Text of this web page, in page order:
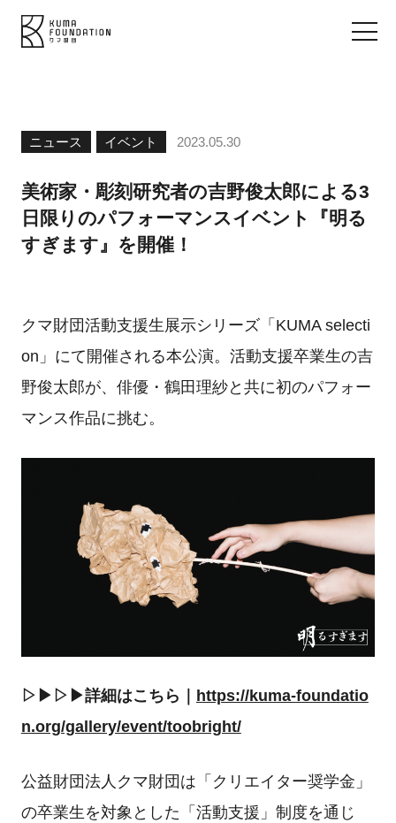
ニュース イベント 2023.05.30
美術家・彫刻研究者の吉野俊太郎による3
日限りのパフォーマンスイベント『明る
すぎます』を開催！
クマ財団活動支援生展示シリーズ「KUMA selecti
on」にて開催される本公演。活動支援卒業生の吉
野俊太郎が、俳優・鶴田理紗と共に初のパフォー
マンス作品に挑む。
▷▶︎▷▶︎詳細はこちら｜
https://kuma-foundatio
n.org/gallery/event/toobright/
公益財団法人クマ財団は「クリエイター奨学金」
の卒業生を対象とした「活動支援」制度を通じ